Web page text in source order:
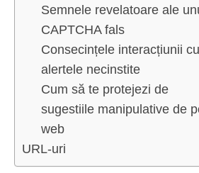
Semnele revelatoare ale
CAPTCHA fals
Consecințele interacțiunii cu
alertele necinstite
Cum să te protejezi de
sugestiile manipulative de
web
URL-uri